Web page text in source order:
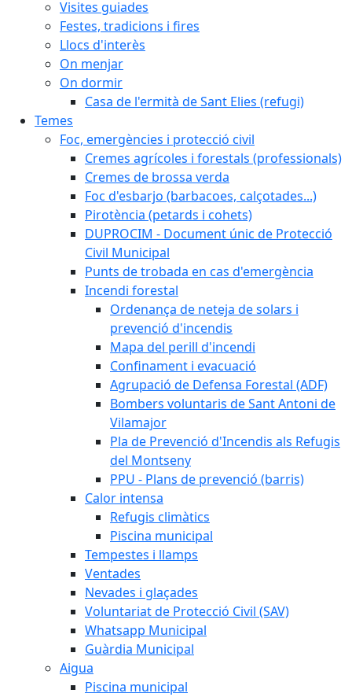
Visites guiades
Festes, tradicions i fires
Llocs d'interès
On menjar
On dormir
Casa de l'ermità de Sant Elies (refugi)
Temes
Foc, emergències i protecció civil
Cremes agrícoles i forestals (professionals)
Cremes de brossa verda
Foc d'esbarjo (barbacoes, calçotades...)
Pirotència (petards i cohets)
DUPROCIM - Document únic de Protecció
Civil Municipal
Punts de trobada en cas d'emergència
Incendi forestal
Ordenança de neteja de solars i
prevenció d'incendis
Mapa del perill d'incendi
Confinament i evacuació
Agrupació de Defensa Forestal (ADF)
Bombers voluntaris de Sant Antoni de
Vilamajor
Pla de Prevenció d'Incendis als Refugis
del Montseny
PPU - Plans de prevenció (barris)
Calor intensa
Refugis climàtics
Piscina municipal
Tempestes i llamps
Ventades
Nevades i glaçades
Voluntariat de Protecció Civil (SAV)
Whatsapp Municipal
Guàrdia Municipal
Aigua
Piscina municipal